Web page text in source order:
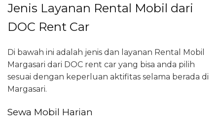
Jenis Layanan Rental Mobil dari
DOC Rent Car
Di bawah ini adalah jenis dan layanan Rental Mobil
Margasari dari DOC rent car yang bisa anda pilih
sesuai dengan keperluan aktifitas selama berada di
Margasari.
Sewa Mobil Harian